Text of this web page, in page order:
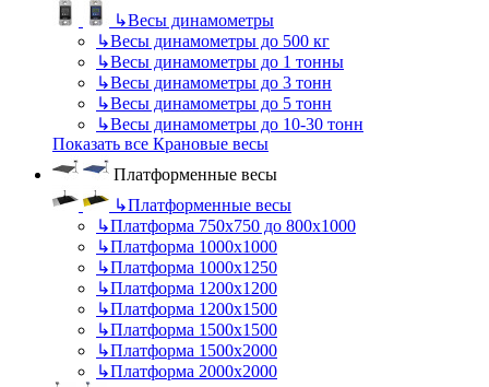
↳Весы динамометры
↳Весы динамометры до 500 кг
↳Весы динамометры до 1 тонны
↳Весы динамометры до 3 тонн
↳Весы динамометры до 5 тонн
↳Весы динамометры до 10-30 тонн
Показать все Крановые весы
Платформенные весы
↳Платформенные весы
↳Платформа 750х750 до 800х1000
↳Платформа 1000х1000
↳Платформа 1000х1250
↳Платформа 1200х1200
↳Платформа 1200х1500
↳Платформа 1500х1500
↳Платформа 1500х2000
↳Платформа 2000х2000